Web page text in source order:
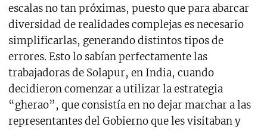
escalas no tan próximas, puesto que para abarcar
diversidad de realidades complejas es necesario
simplificarlas, generando distintos tipos de
errores. Esto lo sabían perfectamente las
trabajadoras de Solapur, en India, cuando
decidieron comenzar a utilizar la estrategia
“gherao”, que consistía en no dejar marchar a las
representantes del Gobierno que les visitaban y